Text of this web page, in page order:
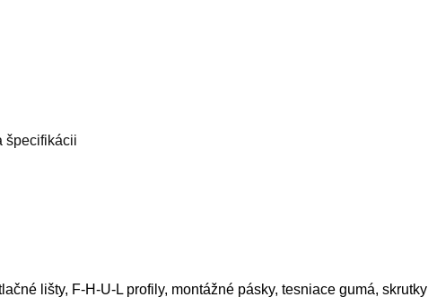
špecifikácii
lišty, F-H-U-L profily, montážné pásky, tesniace gumá, skrutky